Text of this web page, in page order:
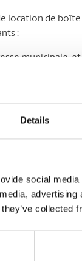
Details
social
collected
location de
:
municipale,
de votre
jour et nuit :
sûr de
courrier sera
de colis de
à certains